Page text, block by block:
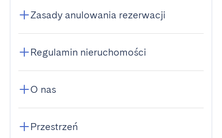
Zasady anulowania rezerwacji
Regulamin nieruchomości
O nas
Przestrzeń